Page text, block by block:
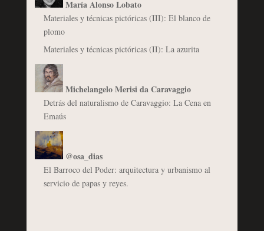
María Alonso Lobato
Materiales y técnicas pictóricas (III): El blanco de
plomo
Materiales y técnicas pictóricas (II): La azurita
Michelangelo Merisi da Caravaggio
Detrás del naturalismo de Caravaggio: La Cena en
Emaús
@osa_dias
El Barroco del Poder: arquitectura y urbanismo al
servicio de papas y reyes.